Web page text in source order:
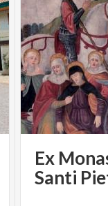
Ex